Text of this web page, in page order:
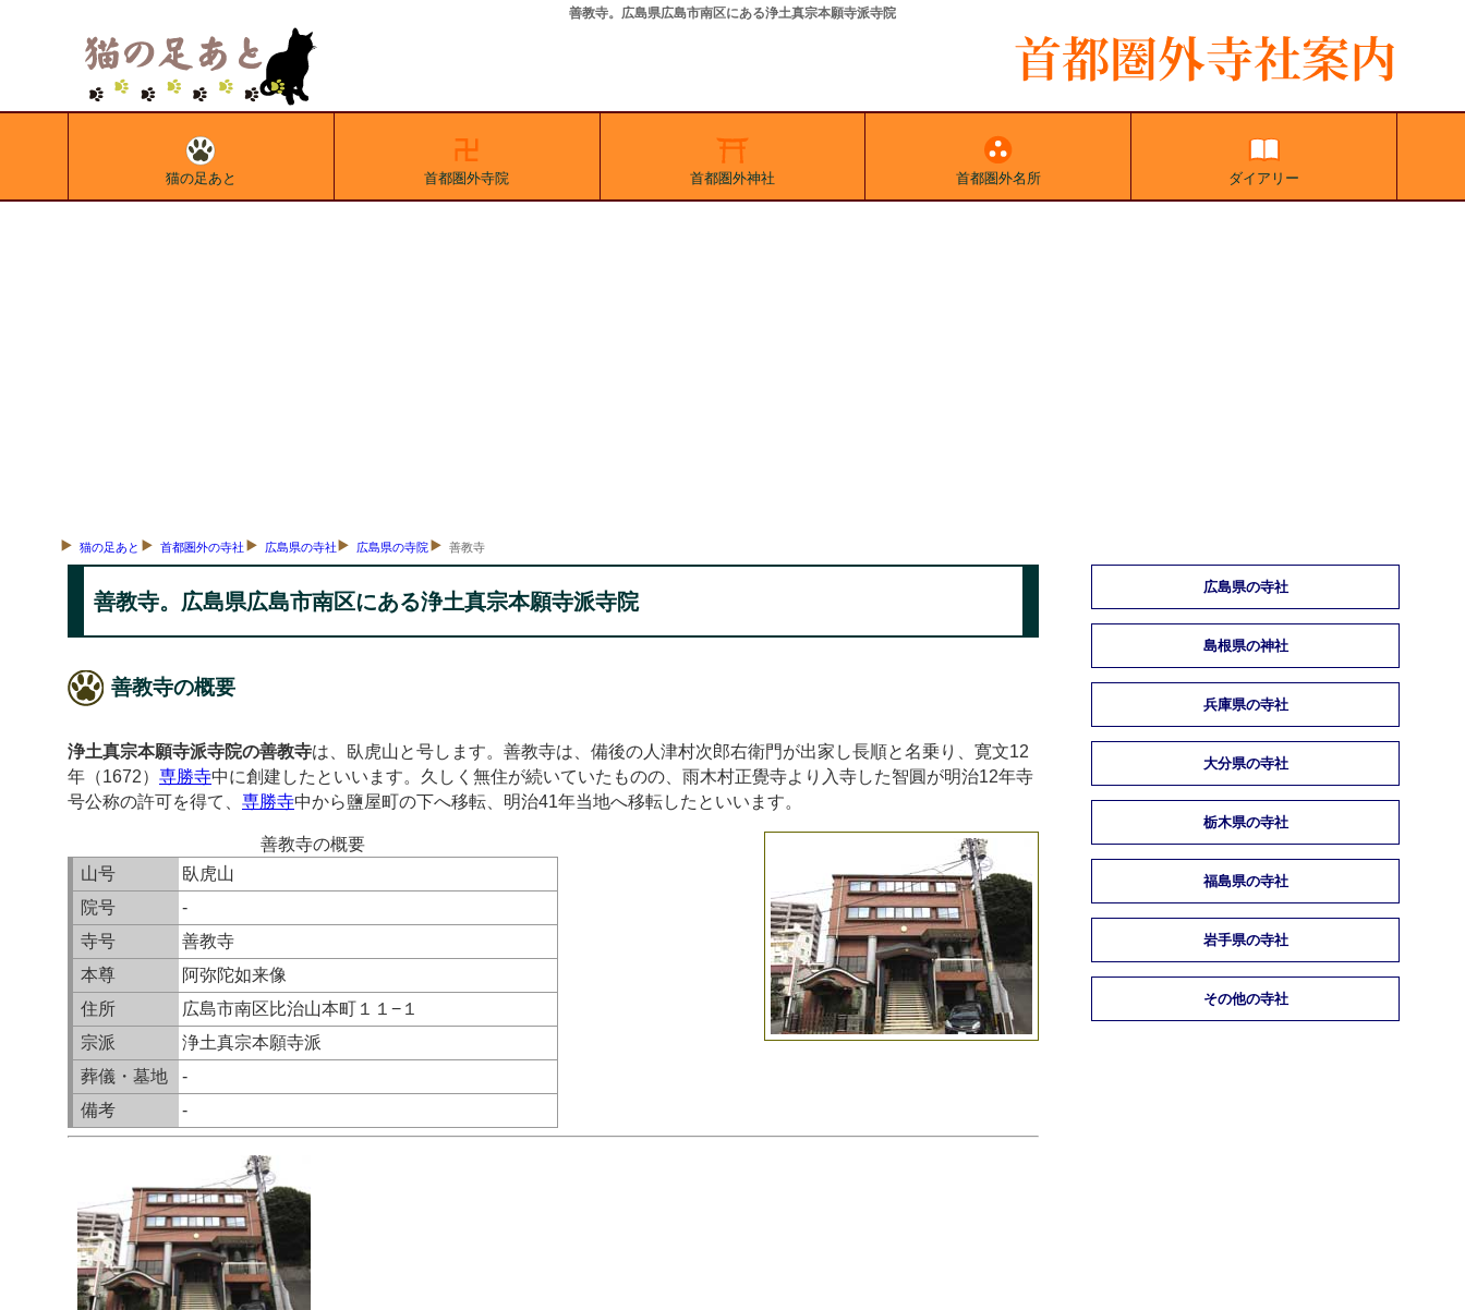
善教寺。広島県広島市南区にある浄土真宗本願寺派寺院
猫の足あと 首都圏外寺院 首都圏外神社 首都圏外名所 ダイアリー
猫の足あと 首都圏外の寺社 広島県の寺社 広島県の寺院 善教寺
善教寺。広島県広島市南区にある浄土真宗本願寺派寺院
善教寺の概要
浄土真宗本願寺派寺院の善教寺は、臥虎山と号します。善教寺は、備後の人津村次郎右衛門が出家し長順と名乗り、寛文12
年（1672） 専勝寺中に創建したといいます。久しく無住が続いていたものの、雨木村正覺寺より入寺した智圓が明治12年寺
号公称の許可を得て、 専勝寺中から鹽屋町の下へ移転、明治41年当地へ移転したといいます。
善教寺の概要
山号
臥虎山
院号
-
寺号
善教寺
本尊
阿弥陀如来像
住所
広島市南区比治山本町１１−１
宗派
浄土真宗本願寺派
葬儀・墓地
-
備考
-
広島県の寺社
島根県の神社
兵庫県の寺社
大分県の寺社
栃木県の寺社
福島県の寺社
岩手県の寺社
その他の寺社